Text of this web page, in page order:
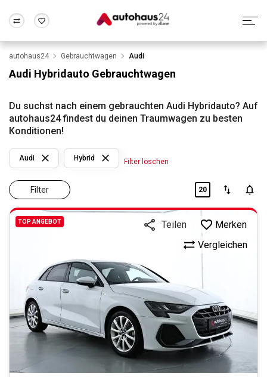
Wir bewerten dein Auto
Alle Fragen & Antworten
Rund um die Inzahlungnahme
Frankfurt Wuppertal
autohaus24 Gebrauchtwagen Audi
Audi Hybridauto Gebrauchtwagen
Du suchst nach einem gebrauchten Audi Hybridauto? Auf
autohaus24 findest du deinen Traumwagen zu besten
Konditionen!
Filter
Audi Hybrid Filter löschen
20
TOP ANGEBOT
Vergleichen
Teilen Merken